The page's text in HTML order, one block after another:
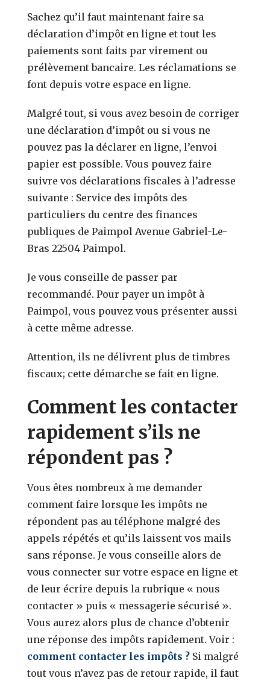
Sachez qu’il faut maintenant faire sa
déclaration d’impôt en ligne et tout les
paiements sont faits par virement ou
prélèvement bancaire. Les réclamations se
font depuis votre espace en ligne.
Malgré tout, si vous avez besoin de corriger
une déclaration d’impôt ou si vous ne
pouvez pas la déclarer en ligne, l’envoi
papier est possible. Vous pouvez faire
suivre vos déclarations fiscales à l’adresse
suivante : Service des impôts des
particuliers du centre des finances
publiques de Paimpol Avenue Gabriel-Le-
Bras 22504 Paimpol.
Je vous conseille de passer par
recommandé. Pour payer un impôt à
Paimpol, vous pouvez vous présenter aussi
à cette même adresse.
Attention, ils ne délivrent plus de timbres
fiscaux; cette démarche se fait en ligne.
Comment les contacter
rapidement s’ils ne
répondent pas ?
Vous êtes nombreux à me demander
comment faire lorsque les impôts ne
répondent pas au téléphone malgré des
appels répétés et qu’ils laissent vos mails
sans réponse. Je vous conseille alors de
vous connecter sur votre espace en ligne et
de leur écrire depuis la rubrique « nous
contacter » puis « messagerie sécurisé ».
Vous aurez alors plus de chance d’obtenir
une réponse des impôts rapidement. Voir :
comment contacter les impôts ? Si malgré
tout vous n’avez pas de retour rapide, il faut